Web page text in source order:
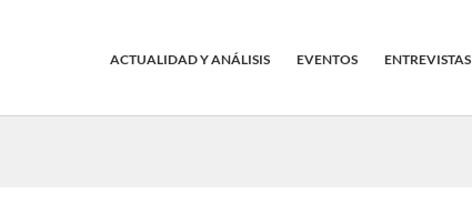
ACTUALIDAD Y ANÁLISIS EVENTOS ENTREVISTAS